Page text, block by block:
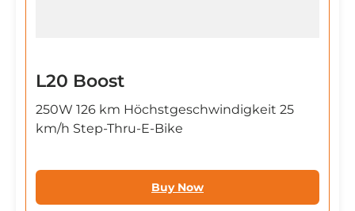
L20 Boost
250W 126 km Höchstgeschwindigkeit 25
km/h Step-Thru-E-Bike
Buy Now